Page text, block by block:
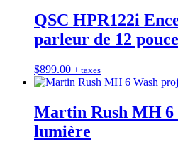
QSC HPR122i
parleur de 12
$899.00 + taxes
Martin Rush MH 6
lumière